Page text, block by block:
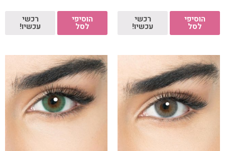
הוסיפי
לסל
רכשי
עכשיו!
הוסיפי
לסל
רכשי
עכשיו!